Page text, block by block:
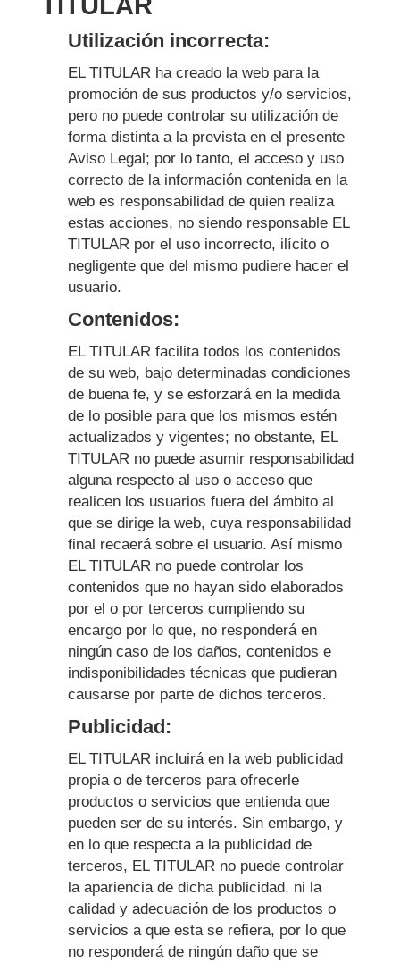
Utilización incorrecta:
EL TITULAR ha creado la web para la
promoción de sus productos y/o servicios,
pero no puede controlar su utilización de
forma distinta a la prevista en el presente
Aviso Legal; por lo tanto, el acceso y uso
correcto de la información contenida en la
web es responsabilidad de quien realiza
estas acciones, no siendo responsable EL
TITULAR por el uso incorrecto, ilícito o
negligente que del mismo pudiere hacer el
usuario.
Contenidos:
EL TITULAR facilita todos los contenidos
de su web, bajo determinadas condiciones
de buena fe, y se esforzará en la medida
de lo posible para que los mismos estén
actualizados y vigentes; no obstante, EL
TITULAR no puede asumir responsabilidad
alguna respecto al uso o acceso que
realicen los usuarios fuera del ámbito al
que se dirige la web, cuya responsabilidad
final recaerá sobre el usuario. Así mismo
EL TITULAR no puede controlar los
contenidos que no hayan sido elaborados
por el o por terceros cumpliendo su
encargo por lo que, no responderá en
ningún caso de los daños, contenidos e
indisponibilidades técnicas que pudieran
causarse por parte de dichos terceros.
Publicidad:
EL TITULAR incluirá en la web publicidad
propia o de terceros para ofrecerle
productos o servicios que entienda que
pueden ser de su interés. Sin embargo, y
en lo que respecta a la publicidad de
terceros, EL TITULAR no puede controlar
la apariencia de dicha publicidad, ni la
calidad y adecuación de los productos o
servicios a que esta se refiera, por lo que
no responderá de ningún daño que se